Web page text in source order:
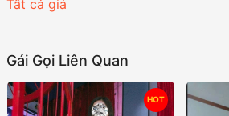
Tất cả giá
Gái Gọi Liên Quan
HOT